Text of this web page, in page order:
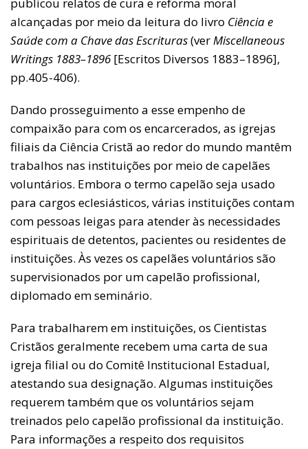
alcançadas por meio da leitura do livro Ciência e
Saúde com a Chave das Escrituras(verMiscellaneous
Writings 1883–1896[Escritos Diversos 1883–1896],
pp.405-406).
Dando prosseguimento a esse empenho de
compaixão para com os encarcerados, as igrejas
filiais da Ciência Cristã ao redor do mundo mantêm
trabalhos nas instituições por meio de capelães
voluntários. Embora o termo capelão seja usado
para cargos eclesiásticos, várias instituições contam
com pessoas leigas para atender às necessidades
espirituais de detentos, pacientes ou residentes de
instituições. Às vezes os capelães voluntários são
supervisionados por um capelão profissional,
diplomado em seminário.
Para trabalharem em instituições, os Cientistas
Cristãos geralmente recebem uma carta de sua
igreja filial ou do Comitê Institucional Estadual,
atestando sua designação. Algumas instituições
requerem também que os voluntários sejam
treinados pelo capelão profissional da instituição.
Para informações a respeito dos requisitos